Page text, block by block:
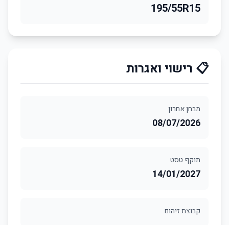
195/55R15
📋 רישוי ואגרות
מבחן אחרון
08/07/2026
תוקף טסט
14/01/2027
קבוצת זיהום